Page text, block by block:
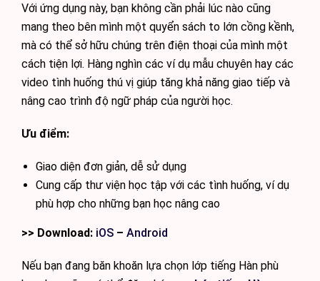
Với ứng dụng này, bạn không cần phải lúc nào cũng
mang theo bên mình một quyển sách to lớn cồng kềnh,
mà có thể sở hữu chúng trên điện thoại của mình một
cách tiện lợi. Hàng nghìn các ví dụ mẫu chuyên hay các
video tình huống thú vị giúp tăng khả năng giao tiếp và
nâng cao trình độ ngữ pháp của người học.
Ưu điểm:
Giao diện đơn giản, dễ sử dụng
Cung cấp thư viện học tập với các tình huống, ví dụ
phù hợp cho những bạn học nâng cao
>> Download: iOS – Android
Nếu bạn đang băn khoăn lựa chọn lớp tiếng Hàn phù